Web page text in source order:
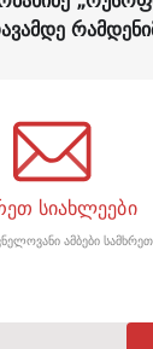
სიახლეები
ამბები სამხრეთ